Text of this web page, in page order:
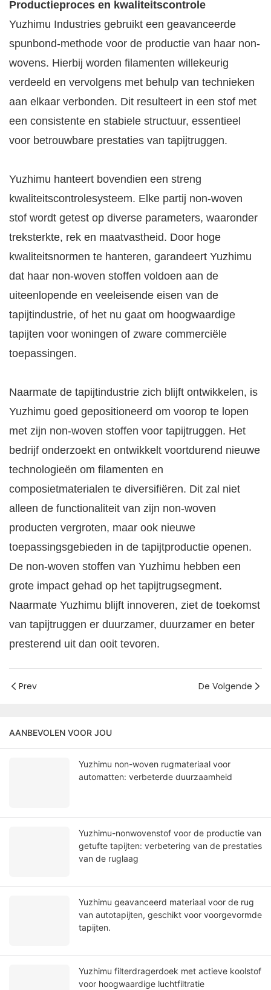
Productieproces en kwaliteitscontrole
Yuzhimu Industries gebruikt een geavanceerde
spunbond-methode voor de productie van haar non-
wovens. Hierbij worden filamenten willekeurig
verdeeld en vervolgens met behulp van technieken
aan elkaar verbonden. Dit resulteert in een stof met
een consistente en stabiele structuur, essentieel
voor betrouwbare prestaties van tapijtruggen.
Yuzhimu hanteert bovendien een streng
kwaliteitscontrolesysteem. Elke partij non-woven
stof wordt getest op diverse parameters, waaronder
treksterkte, rek en maatvastheid. Door hoge
kwaliteitsnormen te hanteren, garandeert Yuzhimu
dat haar non-woven stoffen voldoen aan de
uiteenlopende en veeleisende eisen van de
tapijtindustrie, of het nu gaat om hoogwaardige
tapijten voor woningen of zware commerciële
toepassingen.
Naarmate de tapijtindustrie zich blijft ontwikkelen, is
Yuzhimu goed gepositioneerd om voorop te lopen
met zijn non-woven stoffen voor tapijtruggen. Het
bedrijf onderzoekt en ontwikkelt voortdurend nieuwe
technologieën om filamenten en
composietmaterialen te diversifiëren. Dit zal niet
alleen de functionaliteit van zijn non-woven
producten vergroten, maar ook nieuwe
toepassingsgebieden in de tapijtproductie openen.
De non-woven stoffen van Yuzhimu hebben een
grote impact gehad op het tapijtrugsegment.
Naarmate Yuzhimu blijft innoveren, ziet de toekomst
van tapijtruggen er duurzamer, duurzamer en beter
presterend uit dan ooit tevoren.
Prev De Volgende
AANBEVOLEN VOOR JOU
Yuzhimu non-woven rugmateriaal voor
automatten: verbeterde duurzaamheid
Yuzhimu-nonwovenstof voor de productie van
getufte tapijten: verbetering van de prestaties
van de ruglaag
Yuzhimu geavanceerd materiaal voor de rug
van autotapijten, geschikt voor voorgevormde
tapijten.
Yuzhimu filterdragerdoek met actieve koolstof
voor hoogwaardige luchtfiltratie